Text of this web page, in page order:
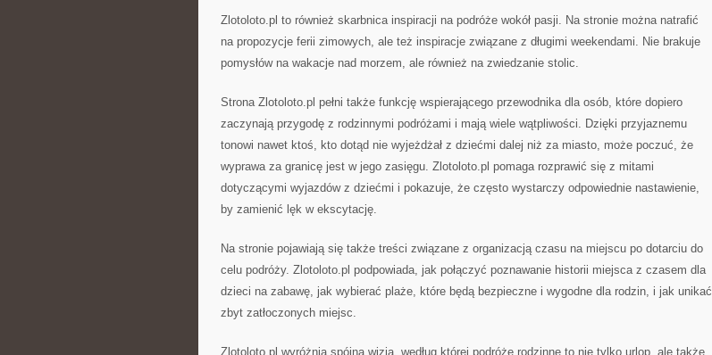
Zlotoloto.pl to również skarbnica inspiracji na podróże wokół pasji. Na stronie można natrafić
na propozycje ferii zimowych, ale też inspiracje związane z długimi weekendami. Nie brakuje
pomysłów na wakacje nad morzem, ale również na zwiedzanie stolic.
Strona Zlotoloto.pl pełni także funkcję wspierającego przewodnika dla osób, które dopiero
zaczynają przygodę z rodzinnymi podróżami i mają wiele wątpliwości. Dzięki przyjaznemu
tonowi nawet ktoś, kto dotąd nie wyjeżdżał z dziećmi dalej niż za miasto, może poczuć, że
wyprawa za granicę jest w jego zasięgu. Zlotoloto.pl pomaga rozprawić się z mitami
dotyczącymi wyjazdów z dziećmi i pokazuje, że często wystarczy odpowiednie nastawienie,
by zamienić lęk w ekscytację.
Na stronie pojawiają się także treści związane z organizacją czasu na miejscu po dotarciu do
celu podróży. Zlotoloto.pl podpowiada, jak połączyć poznawanie historii miejsca z czasem dla
dzieci na zabawę, jak wybierać plaże, które będą bezpieczne i wygodne dla rodzin, i jak unikać
zbyt zatłoczonych miejsc.
Zlotoloto.pl wyróżnia spójna wizja, według której podróże rodzinne to nie tylko urlop, ale także